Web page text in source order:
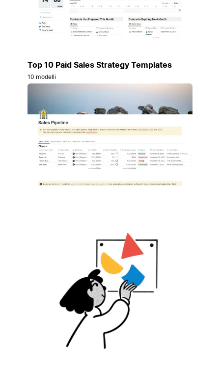
Top 10 Paid Sales Strategy Templates
10 modelli